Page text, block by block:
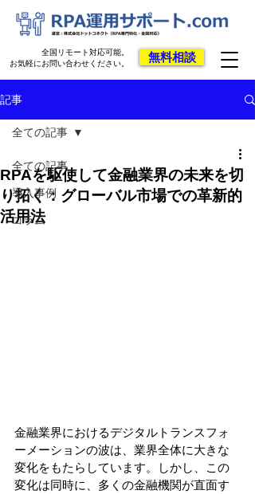
無料相談
全国リモート対応可能。
お気軽にお問い合わせください。
記事
全ての記事
導入事例
コラム
全ての記事
RPAを駆使して金融業界の未来を切
り拓く：グローバル市場での革新的
活用法
金融業界におけるデジタルトランスフォ
ーメーションの波は、業界全体に大きな
変化をもたらしています。しかし、この
変化は同時に、多くの金融機関が直面す